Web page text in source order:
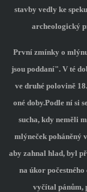
stavby vedly ke
archeologický
První zmínky o
jsou poddaní". V té
ve druhé polovině
oné doby.Podle ní si
sucha, kdy neměli
mlýneček poháněný
aby zahnal hlad, byl
na úkor
vyčítal pánům,